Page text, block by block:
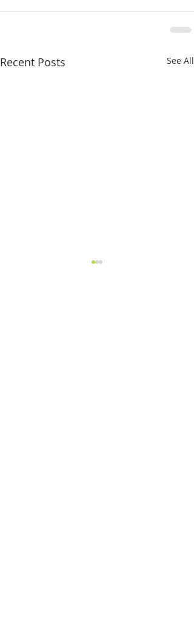
Recent Posts See All